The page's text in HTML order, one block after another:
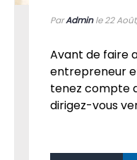
ParAdminle 22
Avant de faire
entrepreneur
tenez compte
dirigez-vous